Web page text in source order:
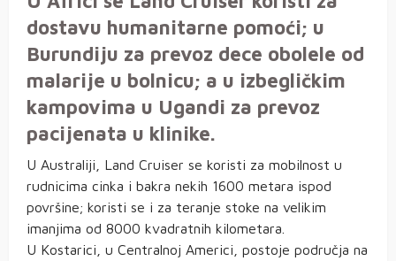
dostavu humanitarne pomoći; u
Burundiju za prevoz dece obolele od
malarije u bolnicu; a u izbegličkim
kampovima u Ugandi za prevoz
pacijenata u klinike.
U Australiji, Land Cruiser se koristi za mobilnost u
rudnicima cinka i bakra nekih 1600 metara ispod
površine; koristi se i za teranje stoke na velikim
imanjima od 8000 kvadratnih kilometara.
U Kostarici, u Centralnoj Americi, postoje područja na